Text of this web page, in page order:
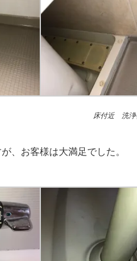
床付近 洗浄
、お客様は大満足でした。